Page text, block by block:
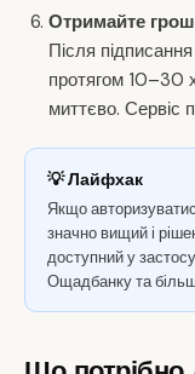
Отримайте
Після
протягом
миттєво. Сервіс
💡 Лайфхак
Якщо
значно вищий і
доступний у
Ощадбанку та